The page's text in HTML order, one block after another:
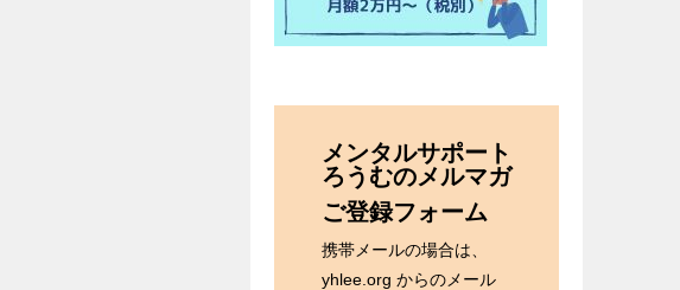
メンタルサポート
ろうむのメルマガ
ご登録フォーム
携帯メールの場合は、
yhlee.org からのメール